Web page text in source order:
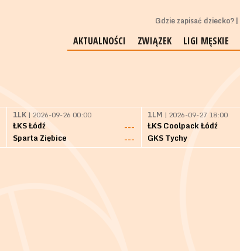
Gdzie zapisać dziecko?
AKTUALNOŚCI ZWIĄZEK LIGI MĘSKIE
1LK | 2026-09-26 00:00
ŁKS Łódź
---
Sparta Ziębice
---
1LM | 2026-09-27 18:00
ŁKS Coolpack Łódź
GKS Tychy